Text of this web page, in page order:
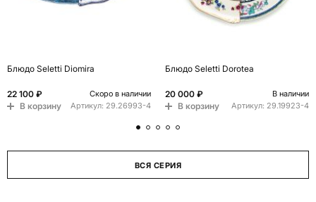
Блюдо Seletti Diomira
22 100 ₽ Скоро в наличии
В корзину Артикул: 29.26993-4
Блюдо Seletti Dorotea
20 000 ₽ В наличии
В корзину Артикул: 29.19923-4
ВСЯ СЕРИЯ